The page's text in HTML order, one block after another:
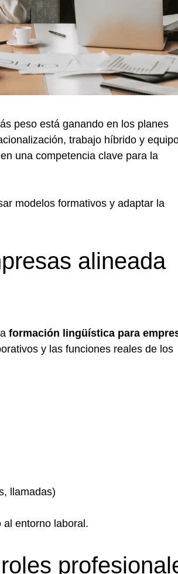
peso está ganando en los planes
trabajo híbrido y
una competencia clave para la
modelos formativos y adaptar la
alineada
formación lingüística para
y las funciones reales de los
llamadas)
entorno laboral.